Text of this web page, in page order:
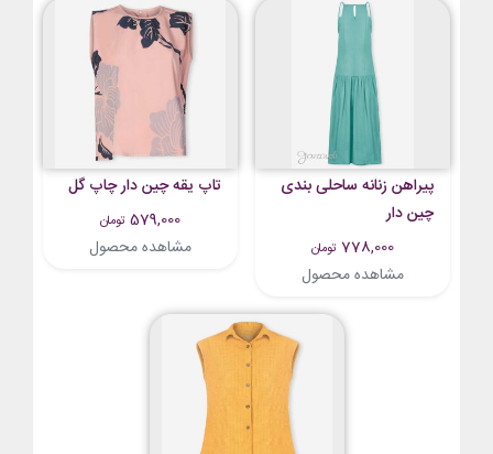
پیراهن زنانه ساحلی بندی
چین دار
778,000 تومان
مشاهده محصول
تاپ یقه چین دار چاپ گل
579,000 تومان
مشاهده محصول